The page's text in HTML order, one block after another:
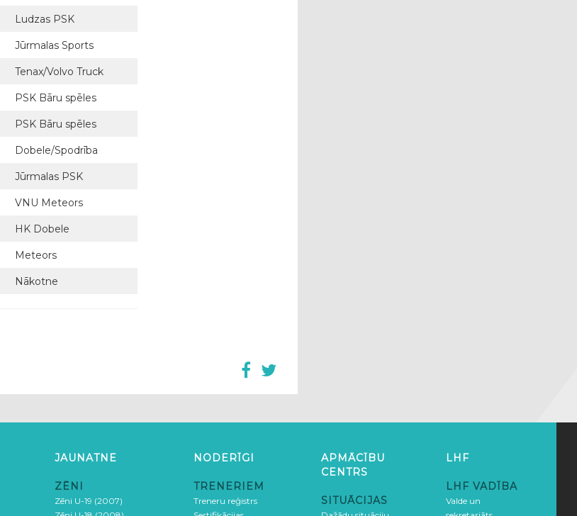
Ludzas PSK
Jūrmalas Sports
Tenax/Volvo Truck
PSK Bāru spēles
PSK Bāru spēles
Dobele/Spodrība
Jūrmalas PSK
VNU Meteors
HK Dobele
Meteors
Nākotne
JAUNATNE
ZĒNI
Zēni U-19 (2007)
NODERĪGI
TRENERIEM
Treneru reģistrs
APMĀCĪBU
CENTRS
SITUĀCIJAS
LHF
LHF VADĪBA
Valde un